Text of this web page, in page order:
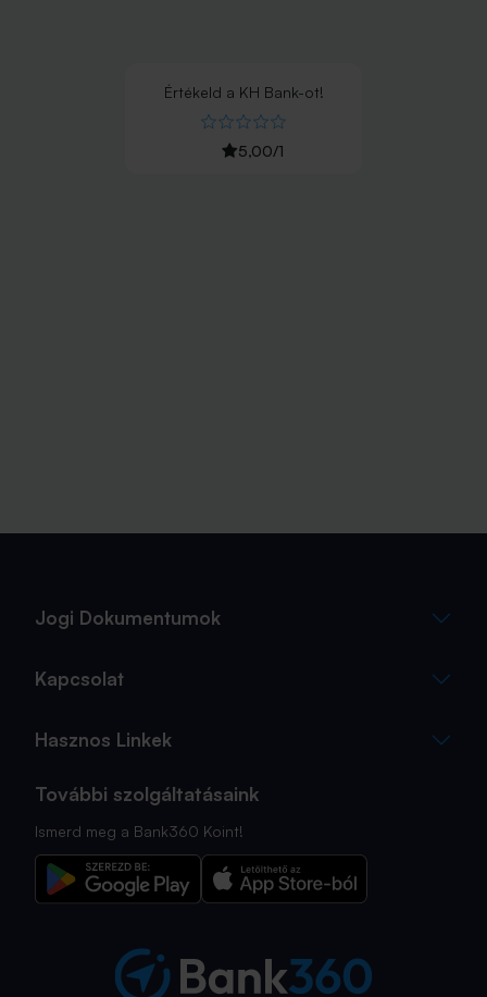
Értékeld a KH Bank-ot!
5,00/1
Jogi Dokumentumok
Kapcsolat
Hasznos Linkek
További szolgáltatásaink
Ismerd meg a Bank360 Koint!